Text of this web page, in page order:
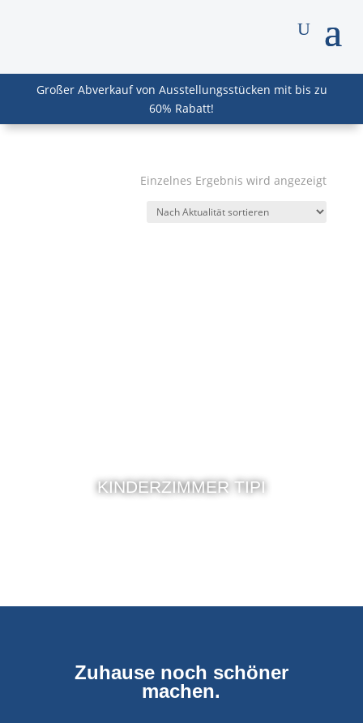
Großer Abverkauf von Ausstellungsstücken mit bis zu
60% Rabatt!
Einzelnes Ergebnis wird angezeigt
KINDERZIMMER TIPI
Zuhause noch schöner
machen.